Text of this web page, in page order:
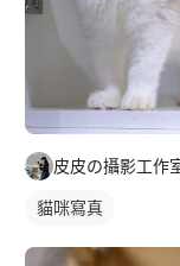
皮皮の攝影工作
貓咪寫真